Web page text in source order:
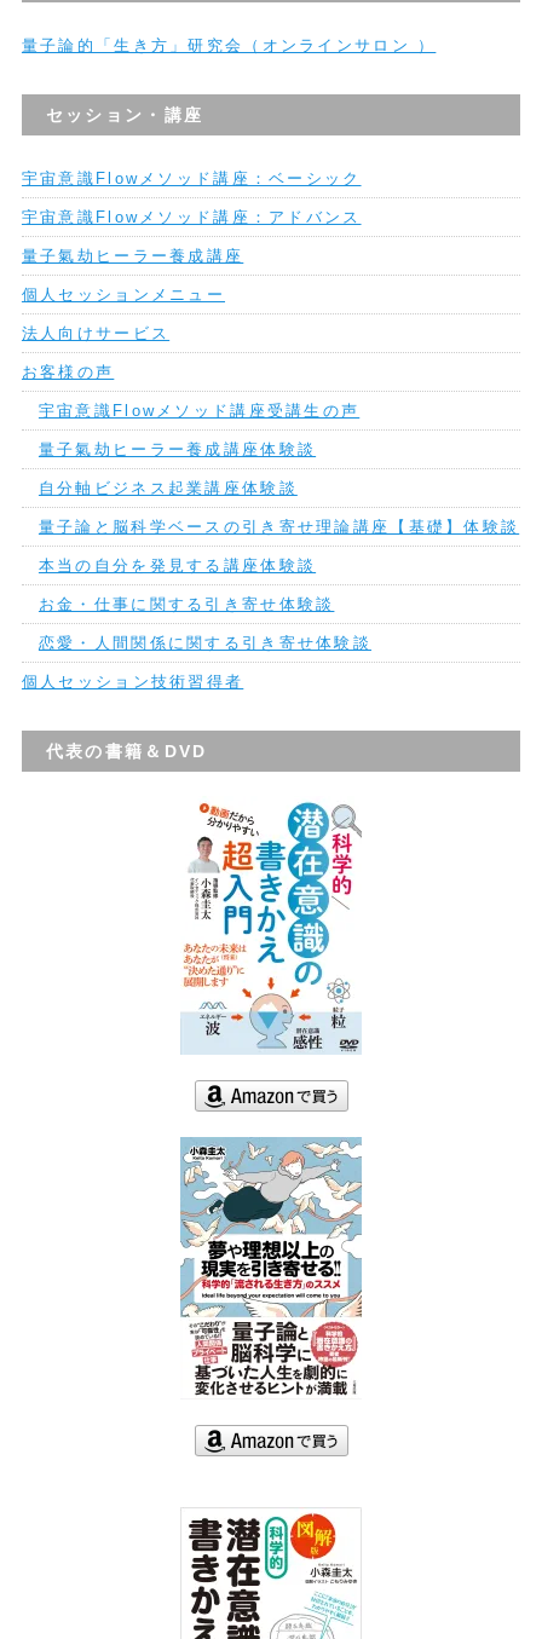
量子論的「生き方」研究会（オンラインサロン ）
セッション・講座
宇宙意識Flowメソッド講座：ベーシック
宇宙意識Flowメソッド講座：アドバンス
量子氣劫ヒーラー養成講座
個人セッションメニュー
法人向けサービス
お客様の声
宇宙意識Flowメソッド講座受講生の声
量子氣劫ヒーラー養成講座体験談
自分軸ビジネス起業講座体験談
量子論と脳科学ベースの引き寄せ理論講座【基礎】体験談
本当の自分を発見する講座体験談
お金・仕事に関する引き寄せ体験談
恋愛・人間関係に関する引き寄せ体験談
個人セッション技術習得者
代表の書籍＆DVD